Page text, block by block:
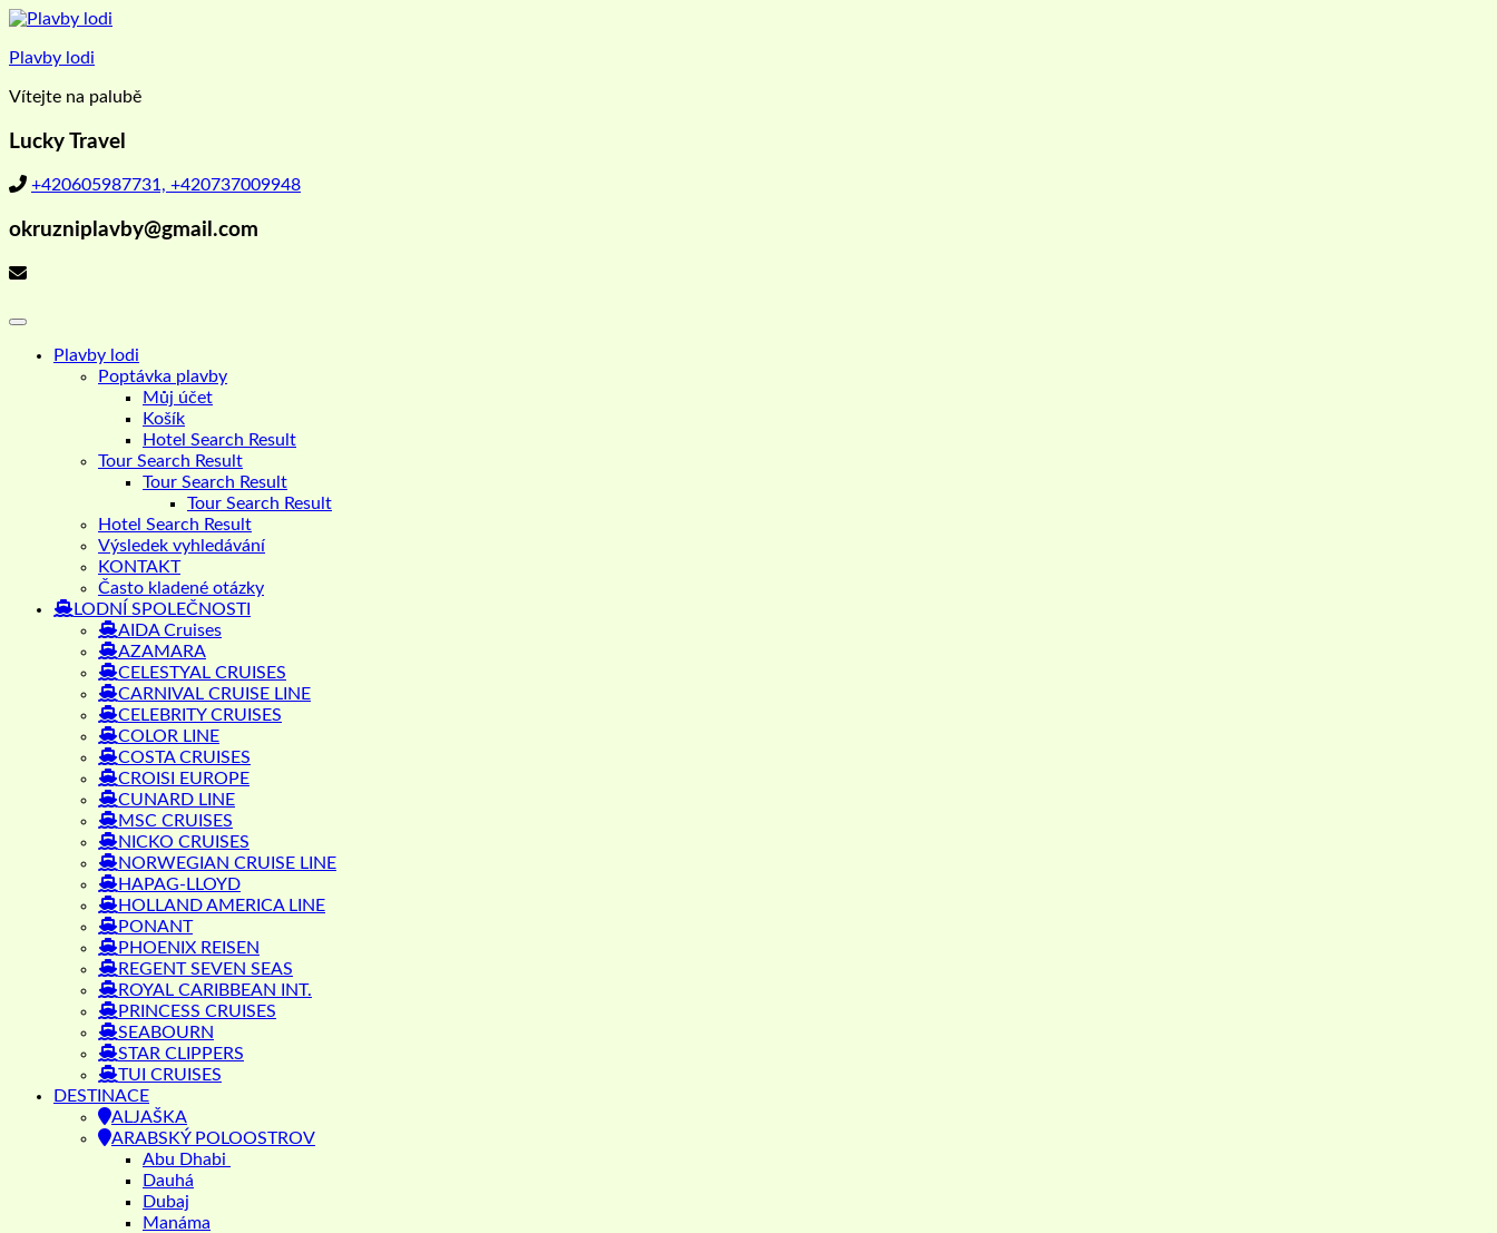
Skip
content
Plavby lodi
Vítejte na palubě
Lucky Travel
+420605987731, +420737009948
okruzniplavby@gmail.com
Plavby lodi
Poptávka plavby
Můj účet
Košík
Hotel Search Result
Tour Search Result
Tour Search Result
Tour Search Result
Hotel Search Result
Výsledek vyhledávání
KONTAKT
Často kladené otázky
LODNÍ SPOLEČNOSTI
AIDA Cruises
AZAMARA
CELESTYAL CRUISES
CARNIVAL CRUISE LINE
CELEBRITY CRUISES
COLOR LINE
COSTA CRUISES
CROISI EUROPE
CUNARD LINE
MSC CRUISES
NICKO CRUISES
NORWEGIAN CRUISE LINE
HAPAG-LLOYD
HOLLAND AMERICA LINE
PONANT
PHOENIX REISEN
REGENT SEVEN SEAS
ROYAL CARIBBEAN INT.
PRINCESS CRUISES
SEABOURN
STAR CLIPPERS
TUI CRUISES
DESTINACE
ALJAŠKA
ARABSKÝ POLOOSTROV
Abu Dhabi
Dauhá
Dubaj
Manáma